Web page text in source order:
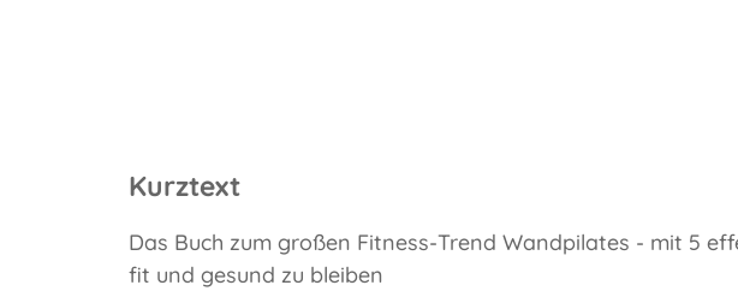
Kurztext
Das Buch zum großen Fitness-Trend Wandpilates - mit 5
fit und gesund zu bleiben